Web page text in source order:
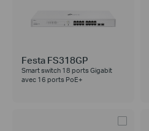
Festa FS318GP
Smart switch 18 ports Gigabit
avec 16 ports PoE+